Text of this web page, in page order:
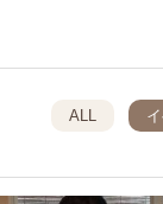
ALL